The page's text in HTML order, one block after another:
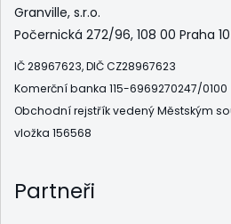
Granville, s.r.o.
Počernická 272/96, 108 00 Praha
IČ 28967623, DIČ CZ28967623
Komerční banka 115-6969270247/0100
Obchodní rejstřík vedený Městským
vložka 156568
Partneři